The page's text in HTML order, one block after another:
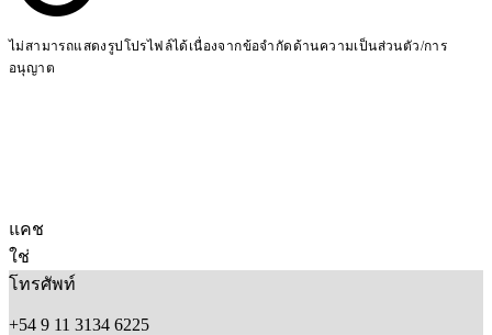
ไม่สามารถแสดงรูปโปรไฟล์ได้เนื่องจากข้อจำกัดด้านความเป็นส่วนตัว/การ
อนุญาต
แคช
ใช่
โทรศัพท์
+54 9 11 3134 6225